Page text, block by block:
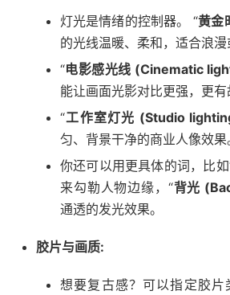
灯光是情绪的控制器。 “黄金
的光线温暖、柔和，适合浪漫
“电影感光线 (Cinematic
能让画面光影对比更强，更有
“工作室灯光 (Studio
匀、背景干净的商业人像效果
你还可以用更具体的词，比如
来勾勒人物边缘，“背光
通透的发光效果。
胶片与画质:
想要复古感？可以指定胶片